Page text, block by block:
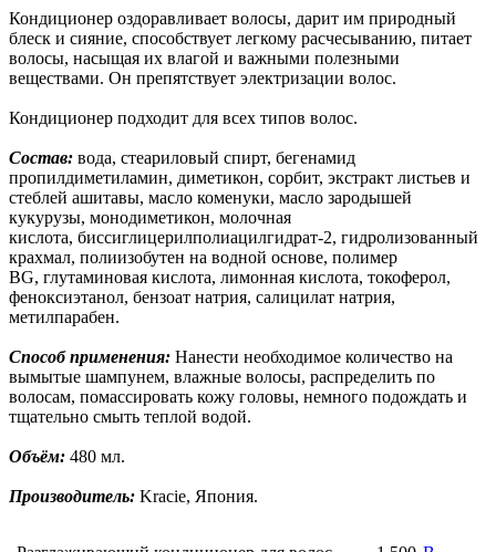
Кондиционер оздоравливает волосы, дарит им природный
блеск и сияние, способствует легкому расчесыванию, питает
волосы, насыщая их влагой и важными полезными
веществами. Он препятствует электризации волос.
Кондиционер подходит для всех типов волос.
Состав: вода, стеариловый спирт, бегенамид
пропилдиметиламин, диметикон, сорбит, экстракт листьев и
стеблей ашитавы, масло коменуки, масло зародышей
кукурузы, монодиметикон, молочная
кислота, биссиглицерилполиацилгидрат-2, гидролизованный
крахмал, полиизобутен на водной основе, полимер
BG, глутаминовая кислота, лимонная кислота, токоферол,
феноксиэтанол, бензоат натрия, салицилат натрия,
метилпарабен.
Способ применения: Нанести необходимое количество на
вымытые шампунем, влажные волосы, распределить по
волосам, помассировать кожу головы, немного подождать и
тщательно смыть теплой водой.
Объём: 480 мл.
Производитель: Kracie, Япония.